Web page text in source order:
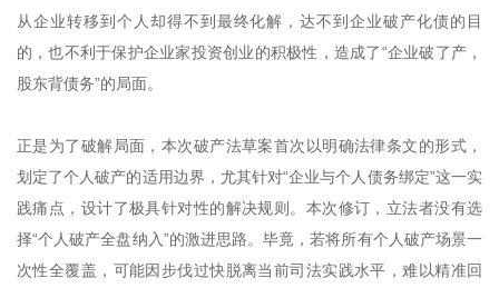
从企业转移到个人却得不到最终化解，达不到企业破产化债的目
的，也不利于保护企业家投资创业的积极性，造成了“企业破了产，
股东背债务”的局面。
正是为了破解局面，本次破产法草案首次以明确法律条文的形式，
划定了个人破产的适用边界，尤其针对“企业与个人债务绑定”这一实
践痛点，设计了极具针对性的解决规则。本次修订，立法者没有选
择“个人破产全盘纳入”的激进思路。毕竟，若将所有个人破产场景一
次性全覆盖，可能因步伐过快脱离当前司法实践水平，难以精准回